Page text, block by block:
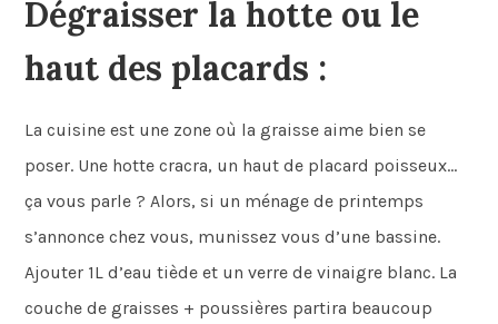
Dégraisser la hotte ou le
haut des placards :
La cuisine est une zone où la graisse aime bien se
poser. Une hotte cracra, un haut de placard poisseux…
ça vous parle ? Alors, si un ménage de printemps
s’annonce chez vous, munissez vous d’une bassine.
Ajouter 1L d’eau tiède et un verre de vinaigre blanc. La
couche de graisses + poussières partira beaucoup